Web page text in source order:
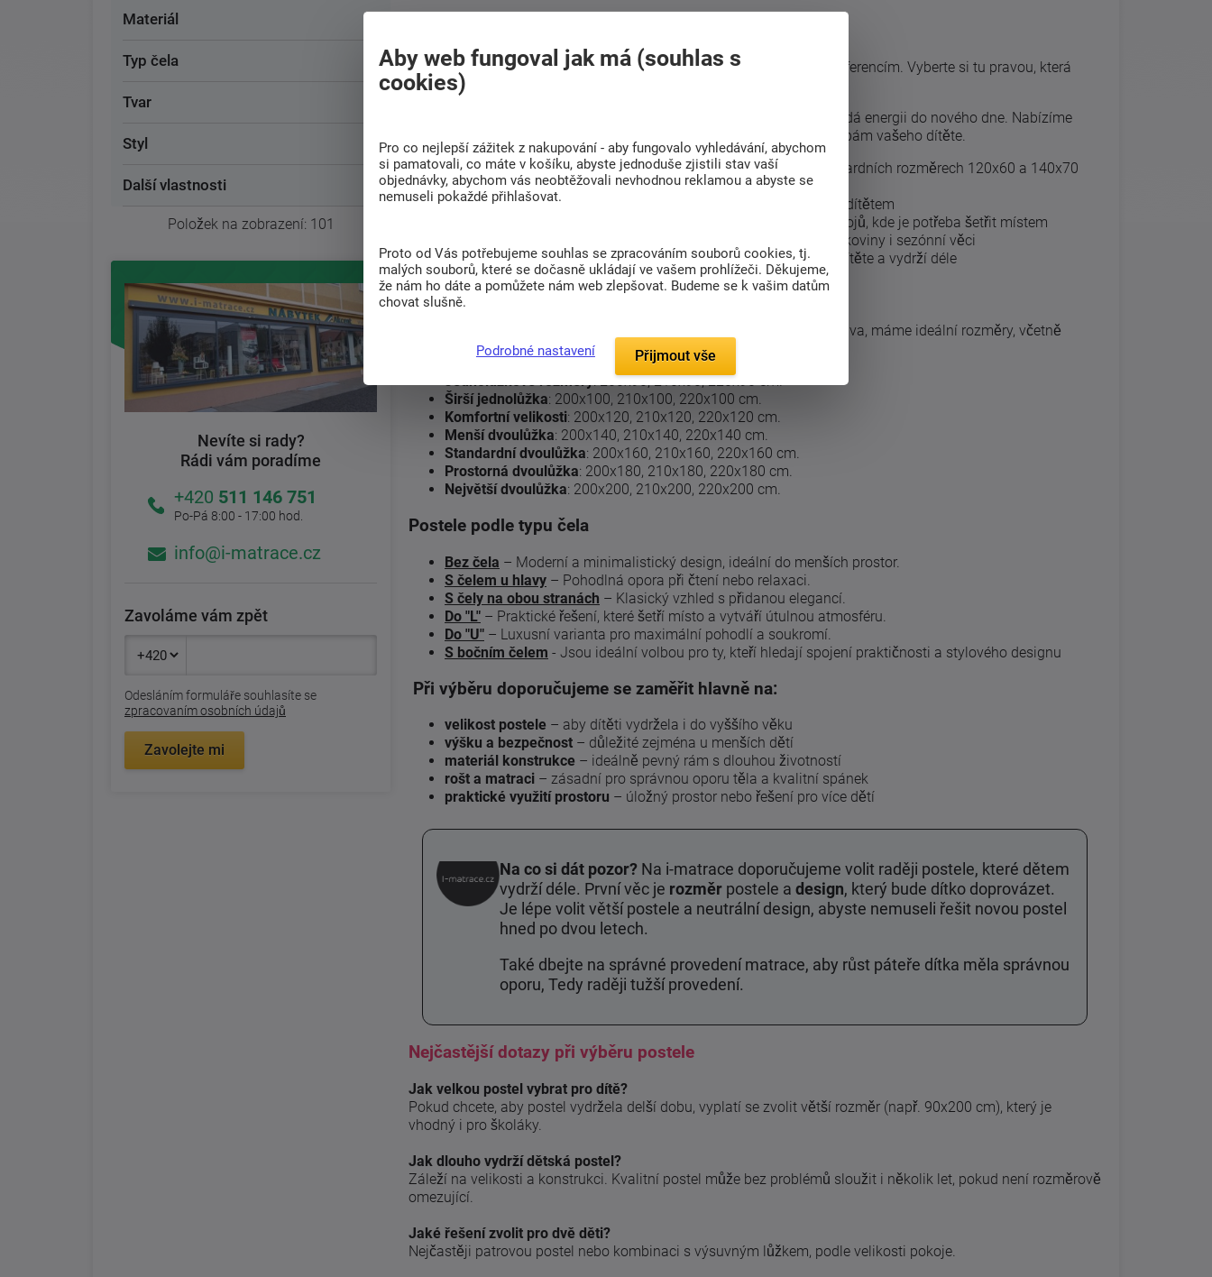
Materiál
Typ čela
Tvar
Styl
Další vlastnosti
Položek na zobrazení: 101
Nevíte si rady?
Rádi vám poradíme
+420 511 146 751
Po-Pá 8:00 - 17:00 hod.
info@i-matrace.cz
Zavoláme vám zpět
Odesláním formuláře souhlasíte se
zpracovaním osobních údajů
Zavolejte mi
Naše nabídka zahrnuje postele přizpůsobené různým potřebám a preferencím. Vyberte si tu pravou, která
nejlépe vyhovuje vašemu životnímu stylu a interiéru.
Dětské postele zajišťují bezpečný a pohodlný spánek, který dětem dodá energii do nového dne. Nabízíme
různé velikosti a designy, které se snadno přizpůsobí rostoucím potřebám vašeho dítěte.
Dětské postýlky– bezpečné a pohodlné pro nejmenší, ve standardních rozměrech 120x60 a 140x70
cm
Klasické dětské postele
– odolné postele, které rostou s vaším dítětem
– ideální pro sourozence nebo do menších pokojů, kde je potřeba šetřit místem
– praktické řešení pro hračky, lůžkoviny i sezónní věci
Rozkládací postele pro děti– řešení, které se přizpůsobí věku dítěte a vydrží déle
Postele podle rozměru
Ať už potřebujete postel pro malou ložnici nebo prostorné řešení pro dva, máme ideální rozměry, včetně
možnosti výroby na míru.
Jednolůžkové rozměry: 200x90, 210x90, 220x90 cm.
Širší jednolůžka: 200x100, 210x100, 220x100 cm.
Komfortní velikosti: 200x120, 210x120, 220x120 cm.
Menší dvoulůžka: 200x140, 210x140, 220x140 cm.
Standardní dvoulůžka: 200x160, 210x160, 220x160 cm.
Prostorná dvoulůžka: 200x180, 210x180, 220x180 cm.
Největší dvoulůžka: 200x200, 210x200, 220x200 cm.
Postele podle typu čela
Bez čela – Moderní a minimalistický design, ideální do menších prostor.
S čelem u hlavy – Pohodlná opora při čtení nebo relaxaci.
S čely na obou stranách – Klasický vzhled s přidanou elegancí.
Do "L" – Praktické řešení, které šetří místo a vytváří útulnou atmosféru.
Do "U" – Luxusní varianta pro maximální pohodlí a soukromí.
S bočním čelem - Jsou ideální volbou pro ty, kteří hledají spojení praktičnosti a stylového designu
Při výběru doporučujeme se zaměřit hlavně na:
velikost postele – aby dítěti vydržela i do vyššího věku
výšku a bezpečnost – důležité zejména u menších dětí
materiál konstrukce – ideálně pevný rám s dlouhou životností
rošt a matraci – zásadní pro správnou oporu těla a kvalitní spánek
praktické využití prostoru – úložný prostor nebo řešení pro více dětí
Na co si dát pozor? Na i-matrace doporučujeme volit raději postele, které dětem
vydrží déle. První věc je rozměr postele a design, který bude dítko doprovázet.
Je lépe volit větší postele a neutrální design, abyste nemuseli řešit novou postel
hned po dvou letech.
Také dbejte na správné provedení matrace, aby růst páteře dítka měla správnou
oporu, Tedy raději tužší provedení.
Nejčastější dotazy při výběru postele
Jak velkou postel vybrat pro dítě?
Pokud chcete, aby postel vydržela delší dobu, vyplatí se zvolit větší rozměr (např. 90x200 cm), který je
vhodný i pro školáky.
Jak dlouho vydrží dětská postel?
Záleží na velikosti a konstrukci. Kvalitní postel může bez problémů sloužit i několik let, pokud není rozměrově
omezující.
Jaké řešení zvolit pro dvě děti?
Nejčastěji patrovou postel nebo kombinaci s výsuvným lůžkem, podle velikosti pokoje.
Aby web fungoval jak má (souhlas s
cookies)
Pro co nejlepší zážitek z nakupování - aby fungovalo vyhledávání, abychom
si pamatovali, co máte v košíku, abyste jednoduše zjistili stav vaší
objednávky, abychom vás neobtěžovali nevhodnou reklamou a abyste se
nemuseli pokaždé přihlašovat.
Proto od Vás potřebujeme souhlas se zpracováním souborů cookies, tj.
malých souborů, které se dočasně ukládají ve vašem prohlížeči. Děkujeme,
že nám ho dáte a pomůžete nám web zlepšovat. Budeme se k vašim datům
chovat slušně.
Podrobné nastavení Přijmout vše